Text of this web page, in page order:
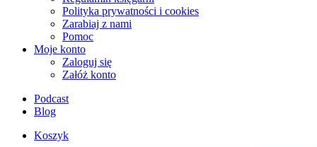
Polityka prywatności i cookies
Zarabiaj z nami
Pomoc
Moje konto
Zaloguj się
Załóż konto
Podcast
Blog
Koszyk